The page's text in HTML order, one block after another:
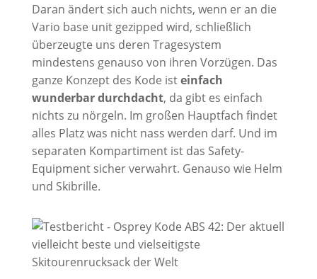
Daran ändert sich auch nichts, wenn er an die
Vario base unit gezipped wird, schließlich
überzeugte uns deren Tragesystem
mindestens genauso von ihren Vorzügen. Das
ganze Konzept des Kode isteinfach
wunderbar durchdacht, da gibt es einfach
nichts zu nörgeln. Im großen Hauptfach findet
alles Platz was nicht nass werden darf. Und im
separaten Kompartiment ist das Safety-
Equipment sicher verwahrt. Genauso wie Helm
und Skibrille.